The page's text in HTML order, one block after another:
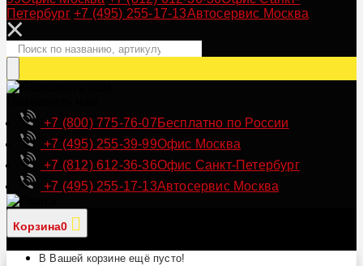
Петербург +7 (495) 255-17-13Автосервис Москва
+7 (800) 775-76-07Бесплатно по России
+7 (495) 255-39-99Офис Москва
+7 (812) 612-36-36Офис Санкт-Петербург
+7 (495) 255-17-13Автосервис Москва
Корзина0
В Вашей корзине ещё пусто!